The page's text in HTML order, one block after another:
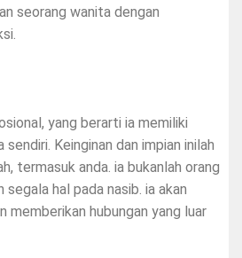
seorang wanita dengan
yang berarti ia memiliki
sendiri. Keinginan dan impian inilah
termasuk anda. ia bukanlah orang
segala hal pada nasib. ia akan
memberikan hubungan yang luar